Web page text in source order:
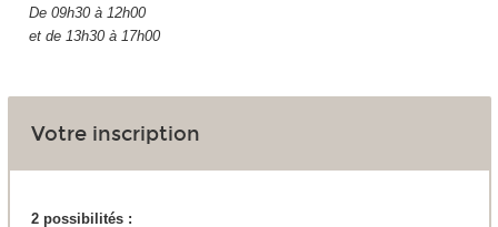
De 09h30 à 12h00
et de 13h30 à 17h00
Votre inscription
2 possibilités :